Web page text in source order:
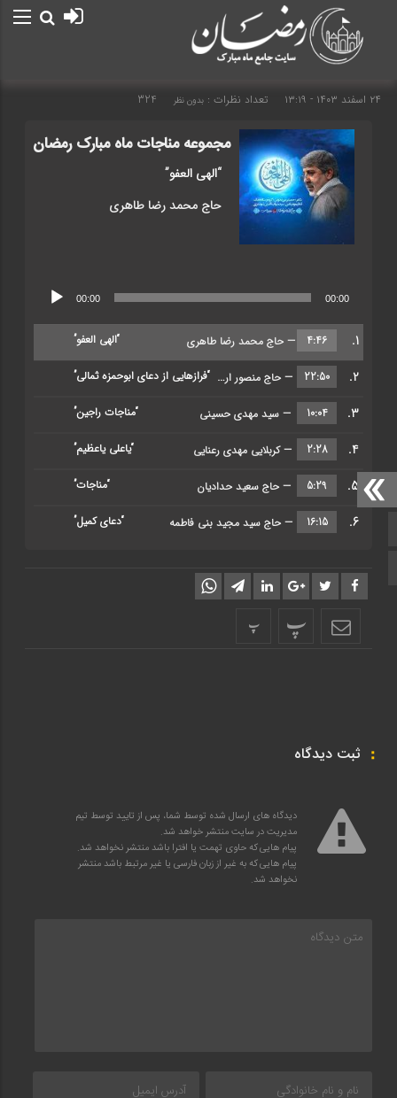
صفحه اصلی
۲۴ اسفند ۱۴۰۳ - ۱۳:۱۹ تعداد نظرات : بدون نظر
مجموعه مناجات ماه مبارک رمضان
“الهی العفو”
حاج محمد رضا طاهری
صوت
00:00 00:00
1. “الهی العفو” — حاج محمد رضا طاهری 4:46
2. “فرازهایی از دعای ابوحمزه ثمالی” — حاج منصور ارضی 22:50
3. “مناجات راجین” — سید مهدی حسینی 10:04
4. “یاعلی یاعظیم” — کربلایی مهدی رعنایی 2:28
5. “مناجات” — حاج سعید حدادیان 5:29
6. “دعای کمیل” — حاج سید مجید بنی فاطمه 16:15
پ پ
ثبت دیدگاه
دیدگاه های ارسال شده توسط شما، پس از تایید توسط تیم
مدیریت در سایت منتشر خواهد شد.
پیام هایی که حاوی تهمت یا افترا باشد منتشر نخواهد شد.
پیام هایی که به غیر از زبان فارسی یا غیر مرتبط باشد منتشر
نخواهد شد.